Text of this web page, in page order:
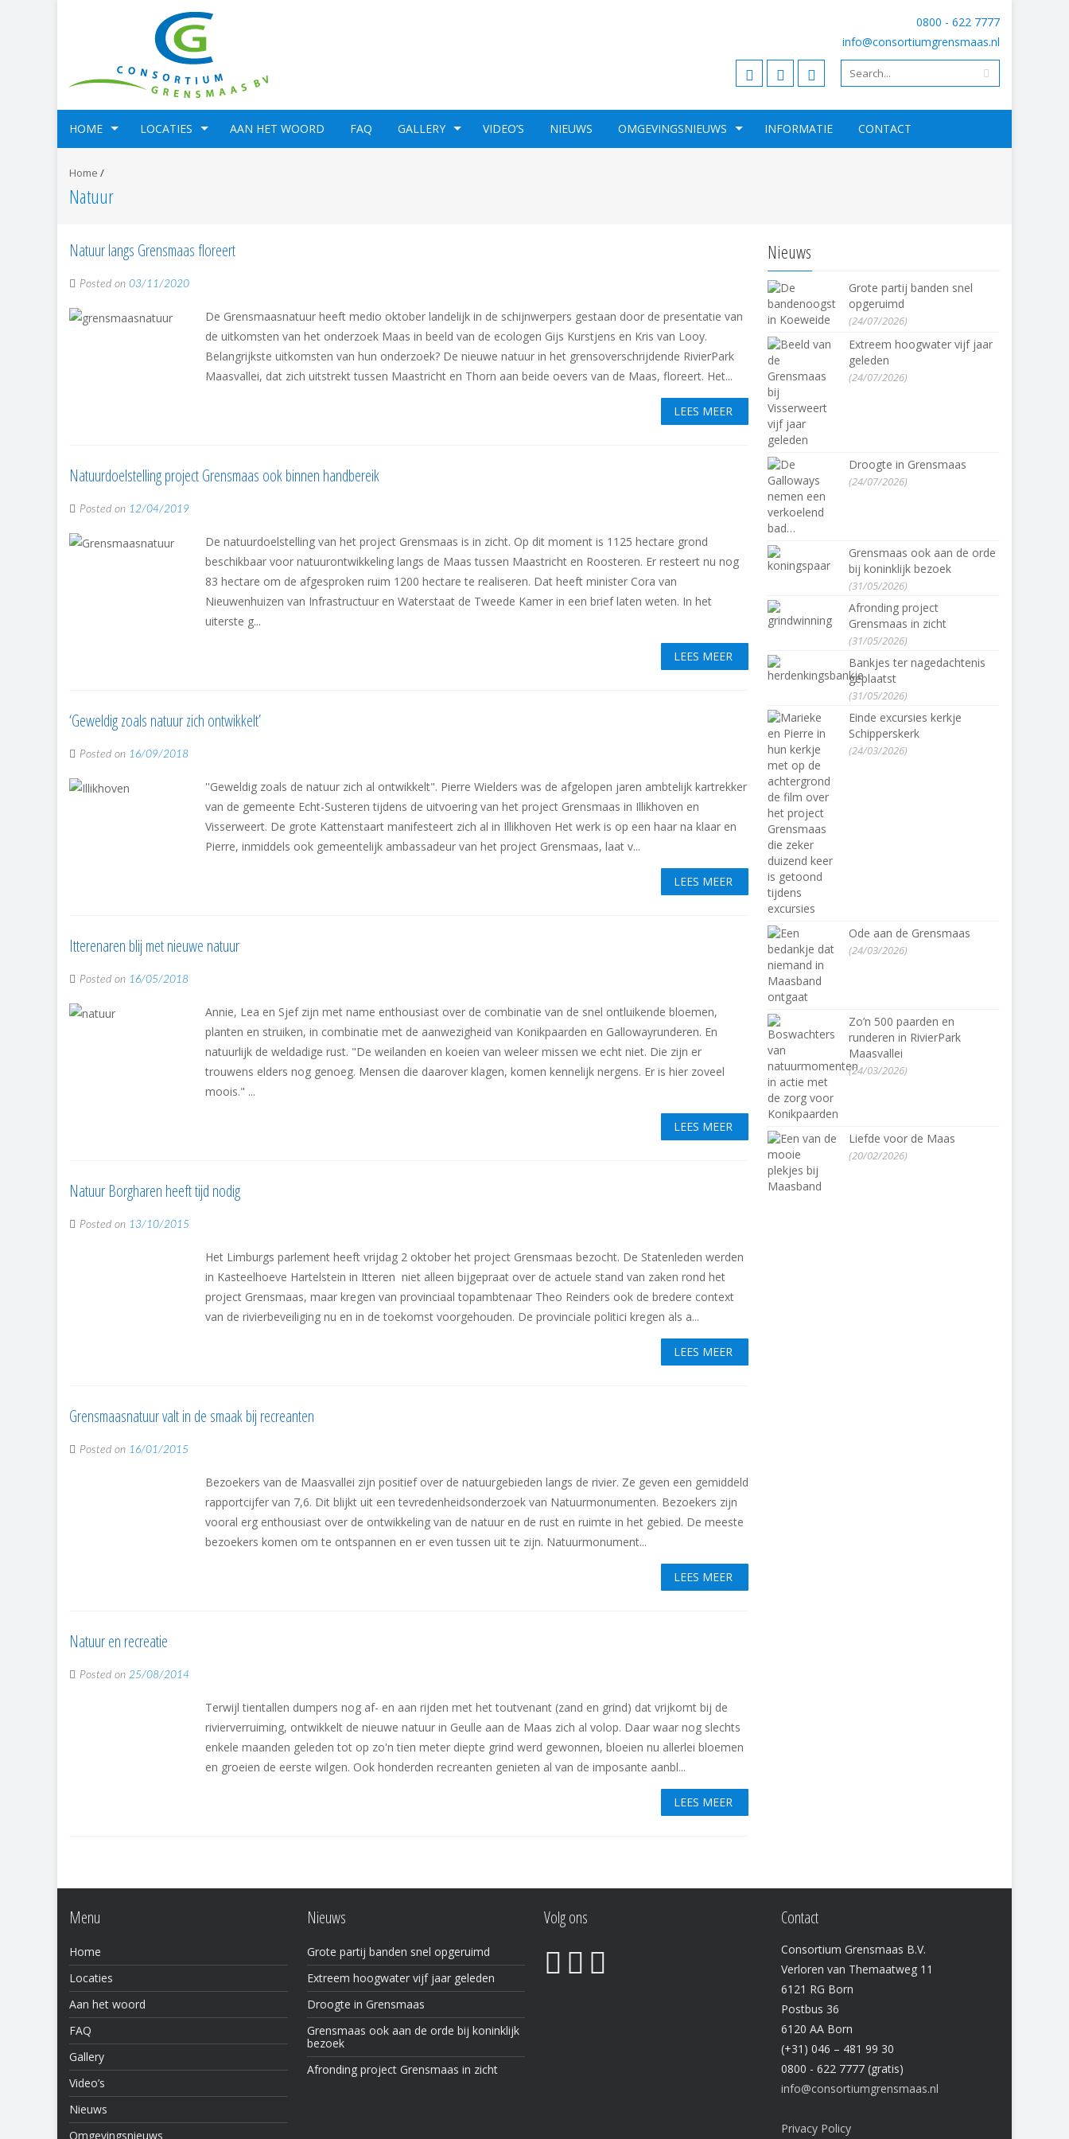
0800 - 622 7777
info@consortiumgrensmaas.nl
HOME LOCATIES AAN HET WOORD FAQ GALLERY VIDEO’S NIEUWS OMGEVINGSNIEUWS INFORMATIE CONTACT
Home /
Natuur
Natuur langs Grensmaas floreert
Posted on 03/11/2020
De Grensmaasnatuur heeft medio oktober landelijk in de schijnwerpers gestaan door de presentatie van
de uitkomsten van het onderzoek Maas in beeld van de ecologen Gijs Kurstjens en Kris van Looy.
Belangrijkste uitkomsten van hun onderzoek? De nieuwe natuur in het grensoverschrijdende RivierPark
Maasvallei, dat zich uitstrekt tussen Maastricht en Thorn aan beide oevers van de Maas, floreert. Het...
LEES MEER
Natuurdoelstelling project Grensmaas ook binnen handbereik
Posted on 12/04/2019
De natuurdoelstelling van het project Grensmaas is in zicht. Op dit moment is 1125 hectare grond
beschikbaar voor natuurontwikkeling langs de Maas tussen Maastricht en Roosteren. Er resteert nu nog
83 hectare om de afgesproken ruim 1200 hectare te realiseren. Dat heeft minister Cora van
Nieuwenhuizen van Infrastructuur en Waterstaat de Tweede Kamer in een brief laten weten. In het
uiterste g...
LEES MEER
‘Geweldig zoals natuur zich ontwikkelt’
Posted on 16/09/2018
''Geweldig zoals de natuur zich al ontwikkelt". Pierre Wielders was de afgelopen jaren ambtelijk kartrekker
van de gemeente Echt-Susteren tijdens de uitvoering van het project Grensmaas in Illikhoven en
Visserweert. De grote Kattenstaart manifesteert zich al in Illikhoven Het werk is op een haar na klaar en
Pierre, inmiddels ook gemeentelijk ambassadeur van het project Grensmaas, laat v...
LEES MEER
Itterenaren blij met nieuwe natuur
Posted on 16/05/2018
Annie, Lea en Sjef zijn met name enthousiast over de combinatie van de snel ontluikende bloemen,
planten en struiken, in combinatie met de aanwezigheid van Konikpaarden en Gallowayrunderen. En
natuurlijk de weldadige rust. "De weilanden en koeien van weleer missen we echt niet. Die zijn er
trouwens elders nog genoeg. Mensen die daarover klagen, komen kennelijk nergens. Er is hier zoveel
moois." ...
LEES MEER
Natuur Borgharen heeft tijd nodig
Posted on 13/10/2015
Het Limburgs parlement heeft vrijdag 2 oktober het project Grensmaas bezocht. De Statenleden werden
in Kasteelhoeve Hartelstein in Itteren niet alleen bijgepraat over de actuele stand van zaken rond het
project Grensmaas, maar kregen van provinciaal topambtenaar Theo Reinders ook de bredere context
van de rivierbeveiliging nu en in de toekomst voorgehouden. De provinciale politici kregen als a...
LEES MEER
Grensmaasnatuur valt in de smaak bij recreanten
Posted on 16/01/2015
Bezoekers van de Maasvallei zijn positief over de natuurgebieden langs de rivier. Ze geven een gemiddeld
rapportcijfer van 7,6. Dit blijkt uit een tevredenheidsonderzoek van Natuurmonumenten. Bezoekers zijn
vooral erg enthousiast over de ontwikkeling van de natuur en de rust en ruimte in het gebied. De meeste
bezoekers komen om te ontspannen en er even tussen uit te zijn. Natuurmonument...
LEES MEER
Natuur en recreatie
Posted on 25/08/2014
Terwijl tientallen dumpers nog af- en aan rijden met het toutvenant (zand en grind) dat vrijkomt bij de
rivierverruiming, ontwikkelt de nieuwe natuur in Geulle aan de Maas zich al volop. Daar waar nog slechts
enkele maanden geleden tot op zo'n tien meter diepte grind werd gewonnen, bloeien nu allerlei bloemen
en groeien de eerste wilgen. Ook honderden recreanten genieten al van de imposante aanbl...
LEES MEER
Nieuws
Grote partij banden snel
opgeruimd
(24/07/2026)
Extreem hoogwater vijf jaar
geleden
(24/07/2026)
Droogte in Grensmaas
(24/07/2026)
Grensmaas ook aan de orde
bij koninklijk bezoek
(31/05/2026)
Afronding project
Grensmaas in zicht
(31/05/2026)
Bankjes ter nagedachtenis
geplaatst
(31/05/2026)
Einde excursies kerkje
Schipperskerk
(24/03/2026)
Ode aan de Grensmaas
(24/03/2026)
Zo’n 500 paarden en
runderen in RivierPark
Maasvallei
(24/03/2026)
Liefde voor de Maas
(20/02/2026)
Menu
Home
Locaties
Aan het woord
FAQ
Gallery
Video’s
Nieuws
Omgevingsnieuws
Nieuws
Grote partij banden snel opgeruimd
Extreem hoogwater vijf jaar geleden
Droogte in Grensmaas
Grensmaas ook aan de orde bij koninklijk
bezoek
Afronding project Grensmaas in zicht
Volg ons Contact
Consortium Grensmaas B.V.
Verloren van Themaatweg 11
6121 RG Born
Postbus 36
6120 AA Born
(+31) 046 – 481 99 30
0800 - 622 7777 (gratis)
info@consortiumgrensmaas.nl
Privacy Policy